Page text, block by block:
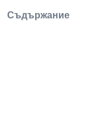
Съдържание